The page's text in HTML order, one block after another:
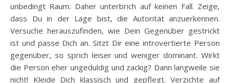
unbedingt Raum. Daher unterbrich auf keinen Fall. Zeige,
dass Du in der Lage bist, die Autorität anzuerkennen.
Versuche herauszufinden, wie Dein Gegenüber gestrickt
ist und passe Dich an. Sitzt Dir eine introvertierte Person
gegenüber, so sprich leiser und weniger dominant. Wirkt
die Person eher ungeduldig und zackig? Dann langweile sie
nicht! Kleide Dich klassisch und gepflegt. Verzichte auf